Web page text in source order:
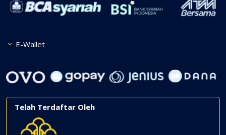
E-Wallet
Telah Terdaftar Oleh